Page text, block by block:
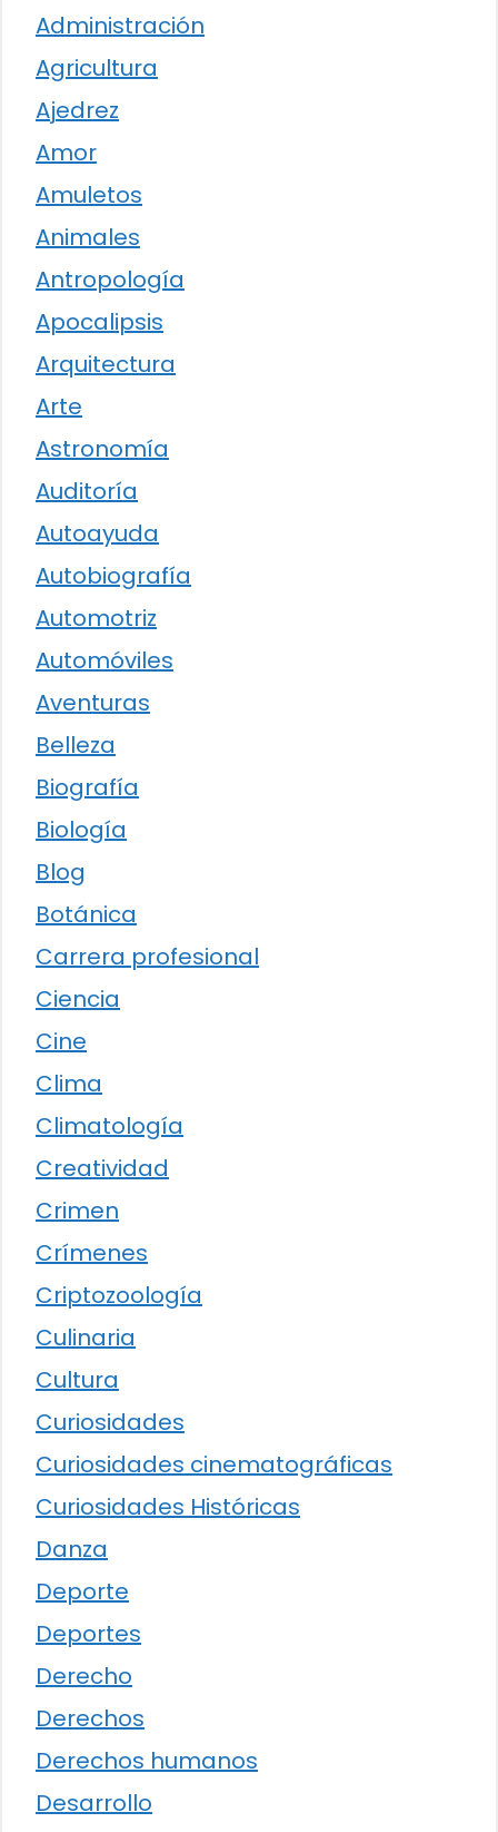
Administración
Agricultura
Ajedrez
Amor
Amuletos
Animales
Antropología
Apocalipsis
Arquitectura
Arte
Astronomía
Auditoría
Autoayuda
Autobiografía
Automotriz
Automóviles
Aventuras
Belleza
Biografía
Biología
Blog
Botánica
Carrera profesional
Ciencia
Cine
Clima
Climatología
Creatividad
Crimen
Crímenes
Criptozoología
Culinaria
Cultura
Curiosidades
Curiosidades cinematográficas
Curiosidades Históricas
Danza
Deporte
Deportes
Derecho
Derechos
Derechos humanos
Desarrollo